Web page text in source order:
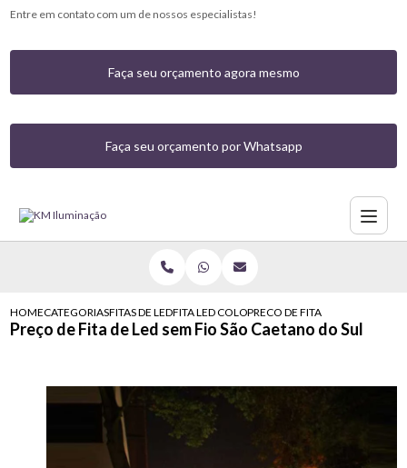
Entre em contato com um de nossos especialistas!
Faça seu orçamento agora mesmo
Faça seu orçamento por Whatsapp
HOMECATEGORIASFITAS DE LEDFITA LED COLORIDA COM CONTROLE
PRECO DE FITA DE LED SEM
Preço de Fita de Led sem Fio São Caetano do Sul